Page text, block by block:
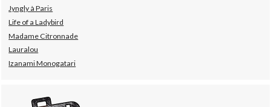
Jyngly à Paris
Life of a Ladybird
Madame Citronnade
Lauralou
Izanami Monogatari